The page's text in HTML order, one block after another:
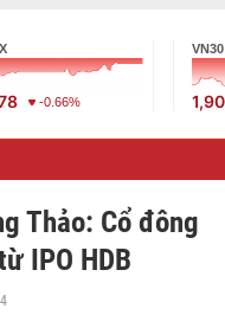
-0.66%
VN30
Thảo: Cổ đông
IPO HDB